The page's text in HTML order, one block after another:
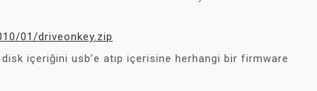
01/driveonkey.zip
içeriğini usb’e atıp içerisine herhangi bir firmware